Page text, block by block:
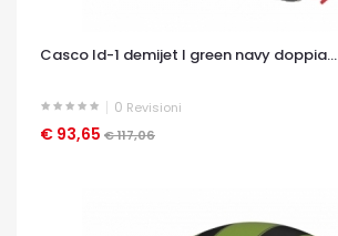
Casco ld-1 demijet l green navy doppia...
0 Revisioni
€ 93,65 € 117,06
OCCHIATA VELOCE